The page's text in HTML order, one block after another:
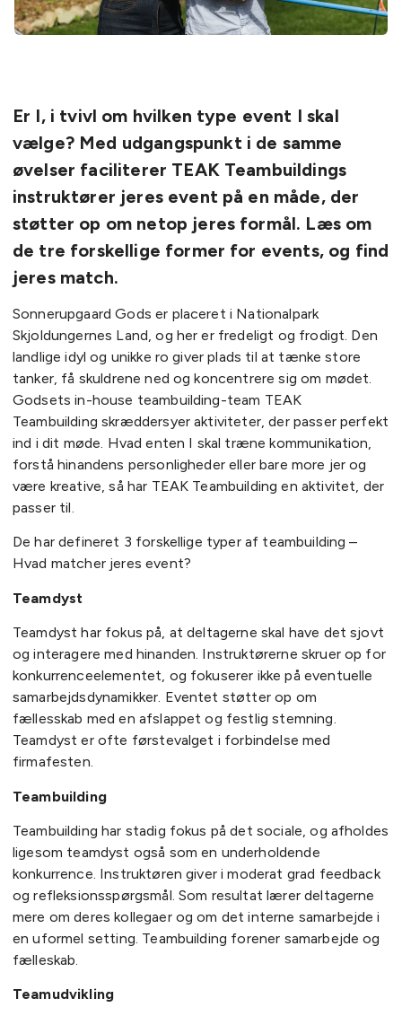
Er I, i tvivl om hvilken type event I skal
vælge? Med udgangspunkt i de samme
øvelser faciliterer TEAK Teambuildings
instruktører jeres event på en måde, der
støtter op om netop jeres formål. Læs om
de tre forskellige former for events, og find
jeres match.
Sonnerupgaard Gods er placeret i Nationalpark
Skjoldungernes Land, og her er fredeligt og frodigt. Den
landlige idyl og unikke ro giver plads til at tænke store
tanker, få skuldrene ned og koncentrere sig om mødet.
Godsets in-house teambuilding-team TEAK
Teambuilding skræddersyer aktiviteter, der passer perfekt
ind i dit møde. Hvad enten I skal træne kommunikation,
forstå hinandens personligheder eller bare more jer og
være kreative, så har TEAK Teambuilding en aktivitet, der
passer til.
De har defineret 3 forskellige typer af teambuilding –
Hvad matcher jeres event?
Teamdyst
Teamdyst har fokus på, at deltagerne skal have det sjovt
og interagere med hinanden. Instruktørerne skruer op for
konkurrenceelementet, og fokuserer ikke på eventuelle
samarbejdsdynamikker. Eventet støtter op om
fællesskab med en afslappet og festlig stemning.
Teamdyst er ofte førstevalget i forbindelse med
firmafesten.
Teambuilding
Teambuilding har stadig fokus på det sociale, og afholdes
ligesom teamdyst også som en underholdende
konkurrence. Instruktøren giver i moderat grad feedback
og refleksionsspørgsmål. Som resultat lærer deltagerne
mere om deres kollegaer og om det interne samarbejde i
en uformel setting. Teambuilding forener samarbejde og
fælleskab.
Teamudvikling